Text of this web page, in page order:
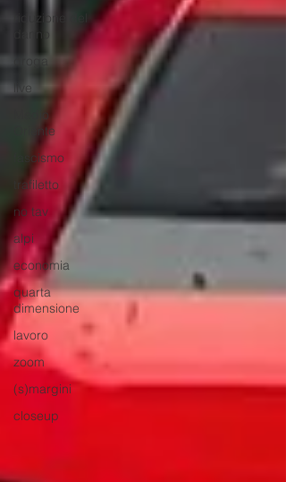
riduzione del
live
Oriente
fascismo
trafiletto
no tav
alpi
economia
quarta
dimensione
lavoro
zoom
(s)margini
closeup